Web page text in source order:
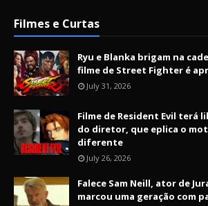
Filmes e Curtas
Ryu e Blanka brigam na
filme de Street Fighter é
July 31, 2026
Filme de Resident Evil terá
do diretor, que eplica o
diferente
July 26, 2026
Falece Sam Neill, ator de
marcou uma geração com